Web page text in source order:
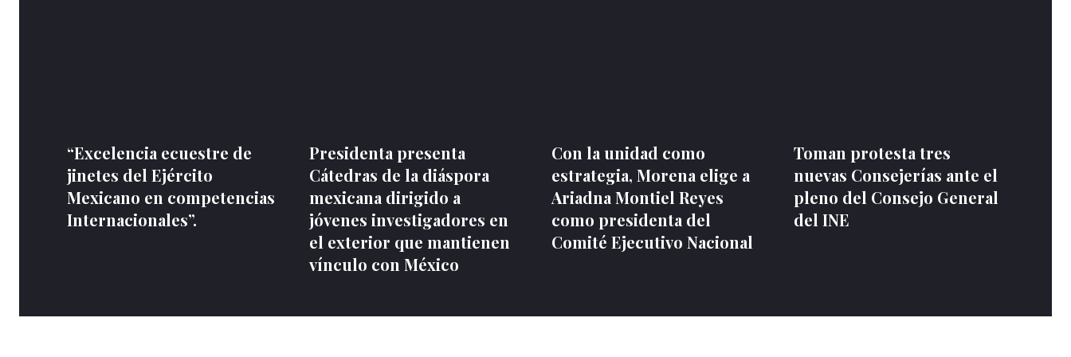
“Excelencia ecuestre de
jinetes del Ejército
Mexicano en competencias
Internacionales”.
Presidenta presenta
Cátedras de la diáspora
mexicana dirigido a
jóvenes investigadores en
el exterior que mantienen
vínculo con México
Con la unidad como
estrategia, Morena elige a
Ariadna Montiel Reyes
como presidenta del
Comité Ejecutivo Nacional
Toman protesta tres
nuevas Consejerías ante el
pleno del Consejo General
del INE